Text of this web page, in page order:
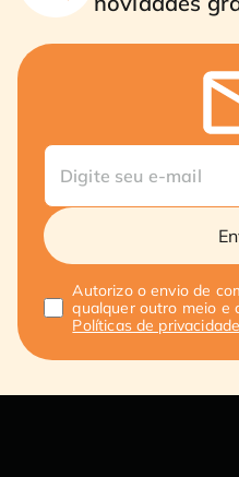
Autorizo o envio de
qualquer outro meio e
Políticas de